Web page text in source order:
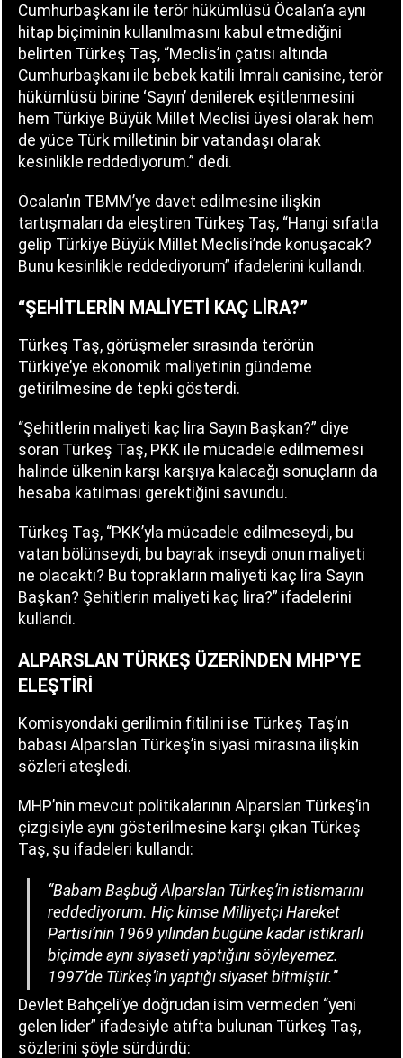
Cumhurbaşkanı ile terör hükümlüsü Öcalan’a aynı
hitap biçiminin kullanılmasını kabul etmediğini
belirten Türkeş Taş, “Meclis’in çatısı altında
Cumhurbaşkanı ile bebek katili İmralı canisine, terör
hükümlüsü birine ‘Sayın’ denilerek eşitlenmesini
hem Türkiye Büyük Millet Meclisi üyesi olarak hem
de yüce Türk milletinin bir vatandaşı olarak
kesinlikle reddediyorum.” dedi.
Öcalan’ın TBMM’ye davet edilmesine ilişkin
tartışmaları da eleştiren Türkeş Taş, “Hangi sıfatla
gelip Türkiye Büyük Millet Meclisi’nde konuşacak?
Bunu kesinlikle reddediyorum” ifadelerini kullandı.
“ŞEHİTLERİN MALİYETİ KAÇ LİRA?”
Türkeş Taş, görüşmeler sırasında terörün
Türkiye’ye ekonomik maliyetinin gündeme
getirilmesine de tepki gösterdi.
“Şehitlerin maliyeti kaç lira Sayın Başkan?” diye
soran Türkeş Taş, PKK ile mücadele edilmemesi
halinde ülkenin karşı karşıya kalacağı sonuçların da
hesaba katılması gerektiğini savundu.
Türkeş Taş, “PKK’yla mücadele edilmeseydi, bu
vatan bölünseydi, bu bayrak inseydi onun maliyeti
ne olacaktı? Bu toprakların maliyeti kaç lira Sayın
Başkan? Şehitlerin maliyeti kaç lira?” ifadelerini
kullandı.
ALPARSLAN TÜRKEŞ ÜZERİNDEN MHP'YE
ELEŞTİRİ
Komisyondaki gerilimin fitilini ise Türkeş Taş’ın
babası Alparslan Türkeş’in siyasi mirasına ilişkin
sözleri ateşledi.
MHP’nin mevcut politikalarının Alparslan Türkeş’in
çizgisiyle aynı gösterilmesine karşı çıkan Türkeş
Taş, şu ifadeleri kullandı:
“Babam Başbuğ Alparslan Türkeş’in istismarını
reddediyorum. Hiç kimse Milliyetçi Hareket
Partisi’nin 1969 yılından bugüne kadar istikrarlı
biçimde aynı siyaseti yaptığını söyleyemez.
1997’de Türkeş’in yaptığı siyaset bitmiştir.”
Devlet Bahçeli’ye doğrudan isim vermeden “yeni
gelen lider” ifadesiyle atıfta bulunan Türkeş Taş,
sözlerini şöyle sürdürdü: